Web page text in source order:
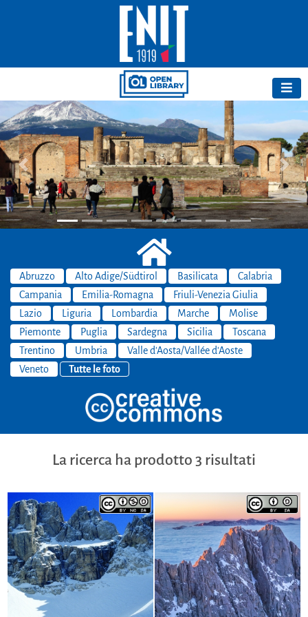
Previous Next
Abruzzo Alto Adige/Südtirol Basilicata
Calabria
Campania
Emilia-Romagna
Friuli-Venezia Giulia
Lazio
Liguria Lombardia Marche
Molise
Piemonte
Puglia Sardegna Sicilia
Toscana
Trentino
Umbria
Valle d'Aosta/Vallée d'Aoste
Veneto
Tutte le foto
La ricerca ha prodotto 3 risultati